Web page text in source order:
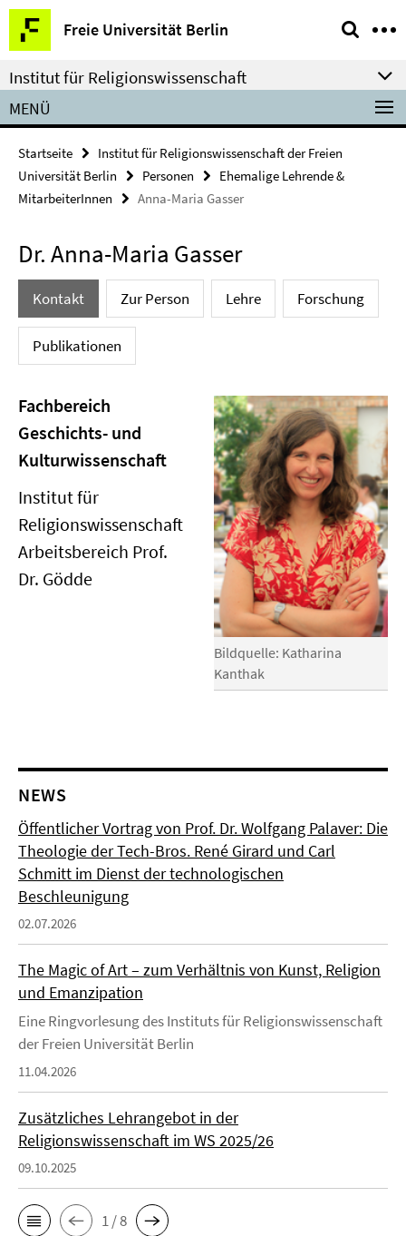
Springe
direkt
zu
Inhalt
Freie Universität Berlin
Service-
Navigation
Institut für Religionswissenschaft
MENÜ
Startseite
Institut für Religionswissenschaft der Freien
Universität Berlin
Personen
Ehemalige Lehrende &
MitarbeiterInnen
Anna-Maria Gasser
Dr. Anna-Maria Gasser
Kontakt Zur Person Lehre Forschung
Publikationen
Bildquelle: Katharina
Kanthak
Fachbereich
Geschichts- und
Kulturwissenschaft
Institut für
Religionswissenschaft
Arbeitsbereich Prof.
Dr. Gödde
NEWS
Öffentlicher Vortrag von Prof. Dr. Wolfgang Palaver: Die
Theologie der Tech-Bros. René Girard und Carl
Schmitt im Dienst der technologischen
Beschleunigung
02.07.2026
The Magic of Art – zum Verhältnis von Kunst, Religion
und Emanzipation
Eine Ringvorlesung des Instituts für Religionswissenschaft
der Freien Universität Berlin
11.04.2026
Zusätzliches Lehrangebot in der
Religionswissenschaft im WS 2025/26
09.10.2025
1 / 8